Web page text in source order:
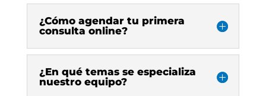
¿Cómo agendar tu primera
consulta online?
¿En qué temas se especializa
nuestro equipo?